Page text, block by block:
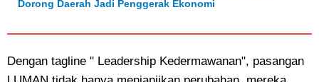
Dorong Daerah Jadi Penggerak Ekonomi
Dengan tagline " Leadership Kedermawanan", pasangan